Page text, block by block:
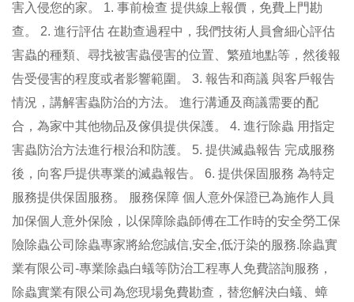
害入侵您的家。 1. 事前檢查 提供線上報價，免費上門勘
查。 2. 進行評估 在勘查過程中，我們技術人員會細心評估
害蟲的種類、尋找被害蟲侵害的位置、繁殖地點等，然後報
告受侵害的程度或者影響範圍。 3. 報告和商議 與客戶報告
情況，講解害蟲防治的方法。 進行溝通及商議需要的配
合，為家中其他物品及傢俱提供保護。 4. 進行除蟲 用指定
害蟲防治方法進行根治和防護。 5. 提供滅蟲報告 完成服務
後，向客戶提供專業的滅蟲報告。 6. 提供保固服務 為特定
服務提供保固服務。 服務保障 個人意外保證已為施作人員
加保個人意外保險，以保障除蟲師傅在工作時的安全勞工保
險除蟲公司除蟲專家將給您誠信,安全,低汙染的服務.除蟲實
業有限公司-專業除蟲白蟻等防治工程專人免費諮詢服務，
除蟲實業有限公司為您現場免費勘查，替您解決白蟻、蟑